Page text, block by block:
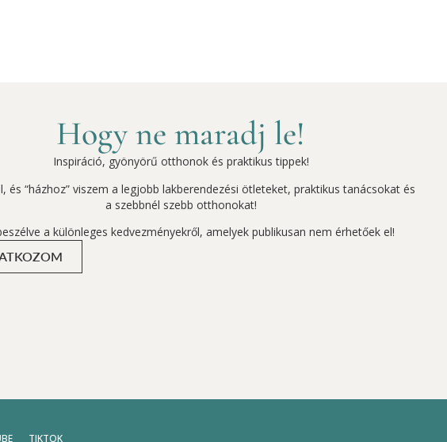
Hogy ne maradj le!
Inspiráció, gyönyörű otthonok és praktikus tippek!
és “házhoz” viszem a legjobb lakberendezési ötleteket, praktikus tanácsokat és
a szebbnél szebb otthonokat!
a különleges kedvezményekről, amelyek publikusan nem érhetőek el!
TIKTOK